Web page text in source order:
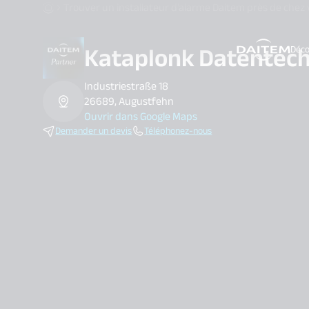
search.label
Kataplonk
Industriestraße 18
26689, Augustfehn
Ouvrir dans Google Maps
Demander un devis Téléphonez-nous